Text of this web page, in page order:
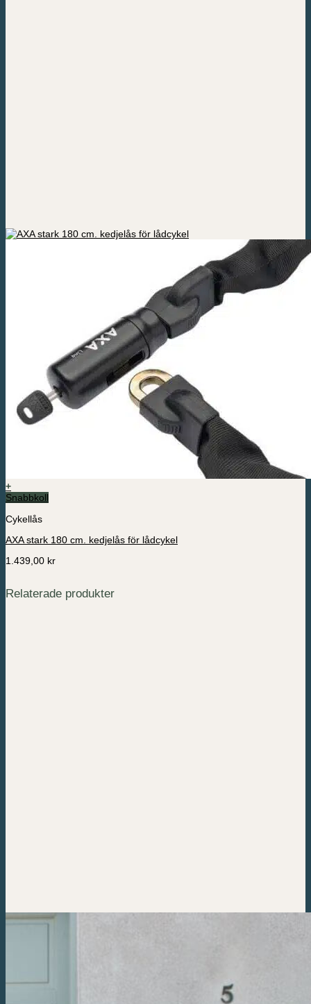
+
Snabbkoll
Cykellås
AXA stark 180 cm. kedjelås för lådcykel
1.439,00 kr
Relaterade produkter